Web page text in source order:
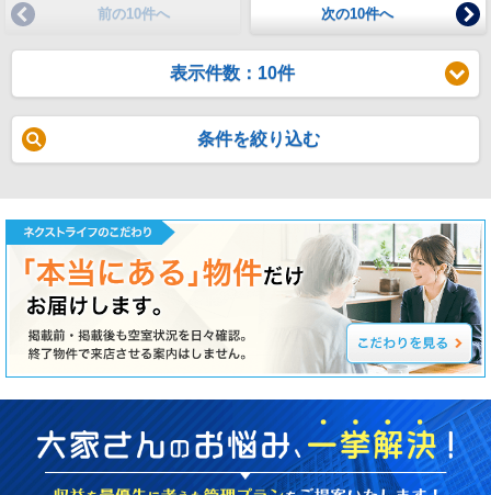
前の10件へ 次の10件へ
表示件数：10件
条件を絞り込む